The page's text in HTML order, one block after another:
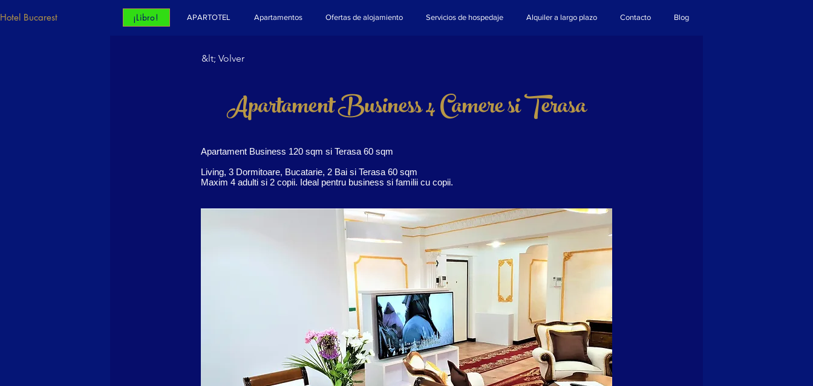
Hotel Bucarest ¡Libro! APARTOTEL Apartamentos Ofertas de alojamiento Servicios de hospedaje Alquiler a largo plazo Contacto Blog
&lt; Volver
Apartament Business 4 Camere si Terasa
Apartament Business 120 sqm si Terasa 60 sqm
Living, 3 Dormitoare, Bucatarie, 2 Bai si Terasa 60 sqm
Maxim 4 adulti si 2 copii. Ideal pentru business si familii cu copii.